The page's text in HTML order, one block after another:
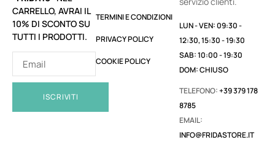
CARRELLO, AVRAI IL
10% DI SCONTO SU
TUTTI I PRODOTTI.
ISCRIVITI
TERMINI E CONDIZIONI
PRIVACY POLICY
COOKIE POLICY
LUN - VEN: 09:30 -
12:30, 15:30 - 19:30
SAB: 10:00 - 19:30
DOM: CHIUSO
TELEFONO:+39 379 178
8785
EMAIL:
INFO@FRIDASTORE.IT